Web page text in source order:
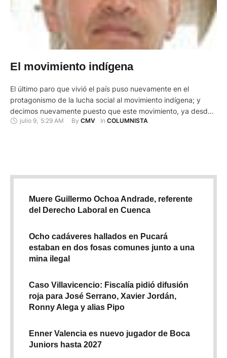
El movimiento indígena
El último paro que vivió el país puso nuevamente en el
protagonismo de la lucha social al movimiento indígena; y
decimos nuevamente puesto que este movimiento, ya desde
inicios de los años noventa del siglo XX, generó acciones de
julio 9 5:29 AM By CMV In COLUMNISTA
Muere Guillermo Ochoa Andrade, referente
del Derecho Laboral en Cuenca
Ocho cadáveres hallados en Pucará
estaban en dos fosas comunes junto a una
mina ilegal
Caso Villavicencio: Fiscalía pidió difusión
roja para José Serrano, Xavier Jordán,
Ronny Alega y alias Pipo
Enner Valencia es nuevo jugador de Boca
Juniors hasta 2027